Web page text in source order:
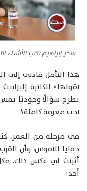
سحر إبراهيم تكتب الأشياء
هذا التأمل قادني إلى
نقولها» للكاتبة
يطرح سؤالًا وجوديًا
نحب معرفة كاملة؟
في مرحلة من العمر،
خفايا النفوس، وأن
أثبتت لي عكس ذلك. فكل
أحد؛